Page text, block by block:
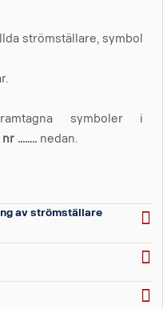
strömställare, symbol
symboler i
........ nedan.
av strömställare